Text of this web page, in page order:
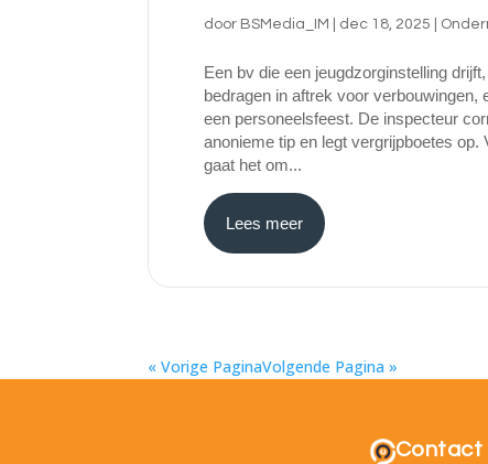
door BSMedia_IM dec 18, 2025
Een bv die een jeugdzorginstelling
bedragen in aftrek voor verbouwingen,
een personeelsfeest. De inspecteur
anonieme tip en legt vergrijpboetes op.
gaat het om...
Lees meer
« Vorige PaginaVolgende Pagina »
Contact